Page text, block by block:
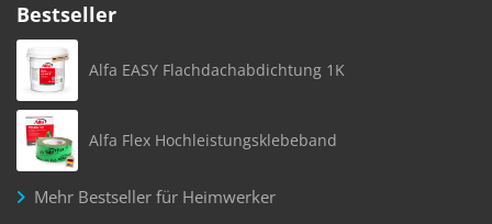
Bestseller
Alfa EASY Flachdachabdichtung 1K
Alfa Flex Hochleistungsklebeband
Mehr Bestseller für Heimwerker